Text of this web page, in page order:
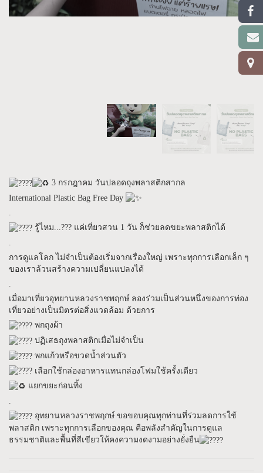
3 กรกฎาคม วันปลอดถุงพลาสติกสากล
International Plastic Bag Free Day
.
รู้ไหม...??? แค่เที่ยวสวน 1 วัน ก็ช่วยลดขยะพลาสติกได้
.
การดูแลโลก ไม่จำเป็นต้องเริ่มจากเรื่องใหญ่ เพราะทุกการเลือกเล็ก ๆ
ของเราล้วนสร้างความเปลี่ยนแปลงได้
.
เมื่อมาเที่ยวอุทยานหลวงราชพฤกษ์ ลองร่วมเป็นส่วนหนึ่งของการท่อง
เที่ยวอย่างเป็นมิตรต่อสิ่งแวดล้อม ด้วยการ
พกถุงผ้า
ปฏิเสธถุงพลาสติกเมื่อไม่จำเป็น
พกแก้วหรือขวดน้ำส่วนตัว
เลือกใช้กล่องอาหารแทนกล่องโฟมใช้ครั้งเดียว
แยกขยะก่อนทิ้ง
.
อุทยานหลวงราชพฤกษ์ ขอขอบคุณทุกท่านที่ร่วมลดการใช้
พลาสติก เพราะทุกการเลือกของคุณ คือพลังสำคัญในการดูแล
ธรรมชาติและพื้นที่สีเขียวให้คงความงดงามอย่างยั่งยืน